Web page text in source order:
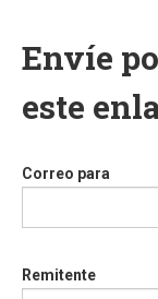
Envíe
este
Correo para
Remitente